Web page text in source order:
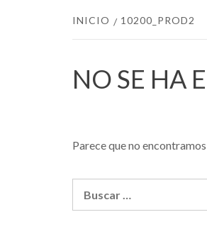
INICIO 10200_PROD2
NO SE HA
Parece que no